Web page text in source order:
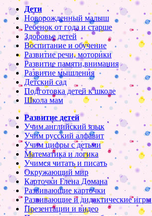
Дети
Новорожденный малыш
Ребенок от года и старше
Здоровье детей
Воспитание и обучение
Развитие речи, моторики
Развитие памяти,внимания
Развитие мышления
Детский сад
Подготовка детей к школе
Школа мам
Развитие детей
Учим английский язык
Учим русский алфавит
Учим цифры с детьми
Математика и логика
Учимся читать и писать
Окружающий мир
Карточки Глена Домана
Развивающие карточки
Развивающие и дидактические игры
Презентации и видео